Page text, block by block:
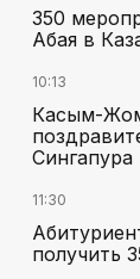
350
Абая в
10:13
Касым-
Сингапура
11:30
получить